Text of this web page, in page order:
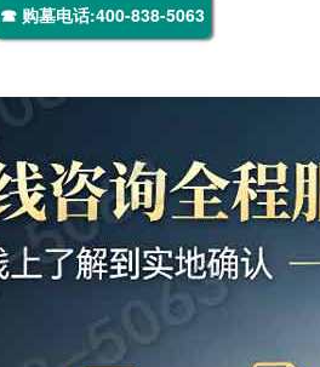
☎ 购墓电话:400-838-5063